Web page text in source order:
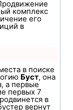
комплекс
его
в
в поиске
Буст, она
а первые
первых 7
в
вернут